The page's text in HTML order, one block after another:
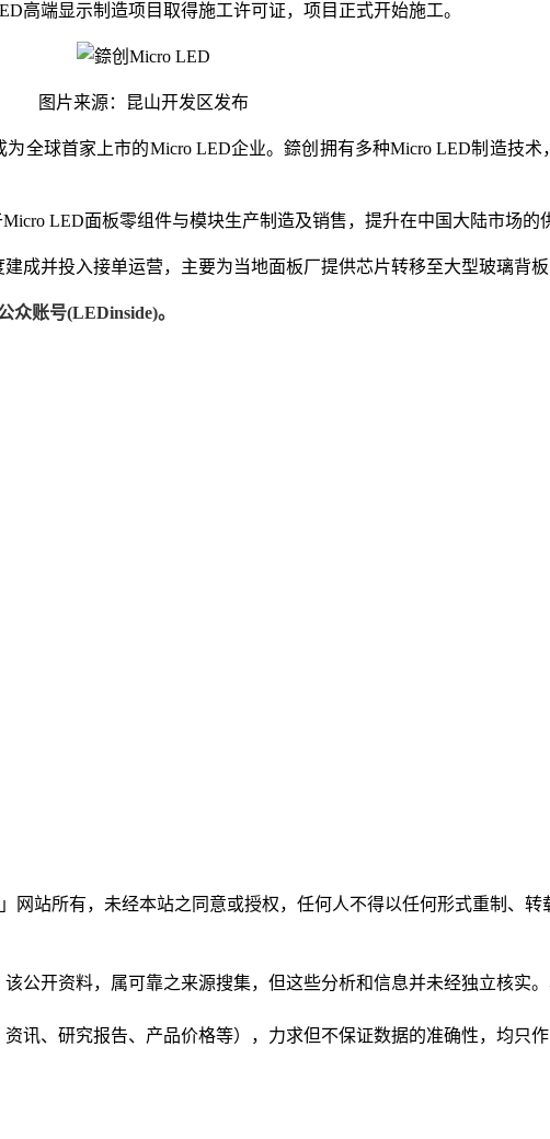
高端显示制造项目取得施工许可证，项目正式开始施工。
图片来源：昆山开发区发布
全球首家上市的Micro LED企业。錼创拥有多种Micro LED制造技术
LED面板零组件与模块生产制造及销售，提升在中国大陆市场的
成并投入接单运营，主要为当地面板厂提供芯片转移至大型玻璃背板
众账号(LEDinside)。
网站所有，未经本站之同意或授权，任何人不得以任何形式重制、
公开资料，属可靠之来源搜集，但这些分析和信息并未经独立核实
讯、研究报告、产品价格等），力求但不保证数据的准确性，均只